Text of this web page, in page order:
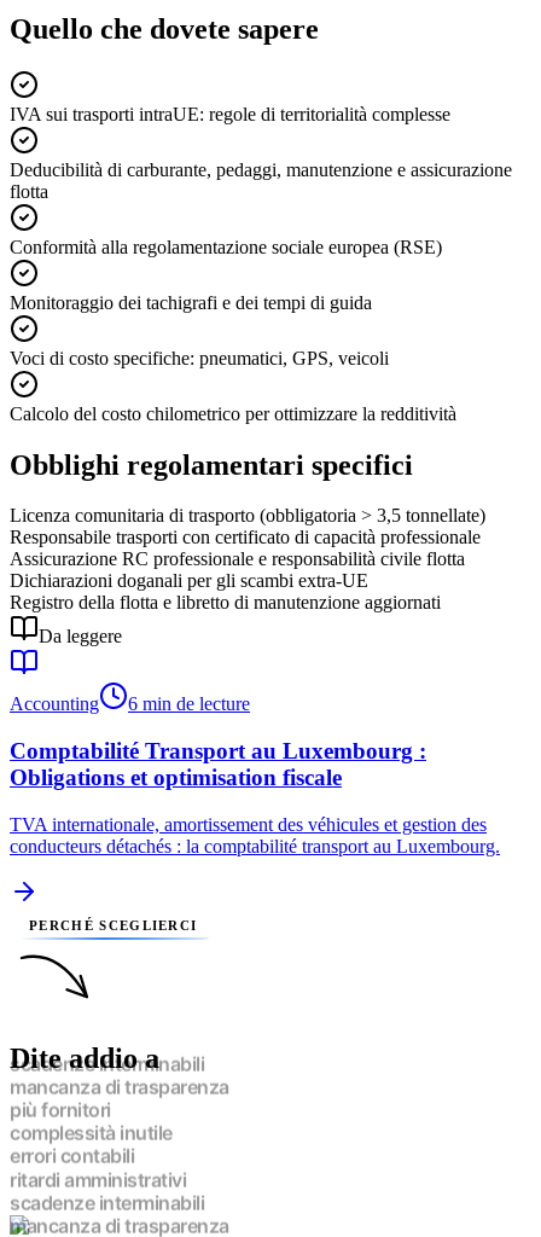
Quello che dovete sapere
IVA sui trasporti intraUE: regole di territorialità complesse
Deducibilità di carburante, pedaggi, manutenzione e assicurazione
flotta
Conformità alla regolamentazione sociale europea (RSE)
Monitoraggio dei tachigrafi e dei tempi di guida
Voci di costo specifiche: pneumatici, GPS, veicoli
Calcolo del costo chilometrico per ottimizzare la redditività
Obblighi regolamentari specifici
Licenza comunitaria di trasporto (obbligatoria > 3,5 tonnellate)
Responsabile trasporti con certificato di capacità professionale
Assicurazione RC professionale e responsabilità civile flotta
Dichiarazioni doganali per gli scambi extra-UE
Registro della flotta e libretto di manutenzione aggiornati
Da leggere
Accounting 6 min de lecture
Comptabilité Transport au Luxembourg :
Obligations et optimisation fiscale
TVA internationale, amortissement des véhicules et gestion des
conducteurs détachés : la comptabilité transport au Luxembourg.
PERCHÉ SCEGLIERCI
Dite addio a
scadenze interminabili
mancanza di trasparenza
più fornitori
complessità inutile
errori contabili
ritardi amministrativi
scadenze interminabili